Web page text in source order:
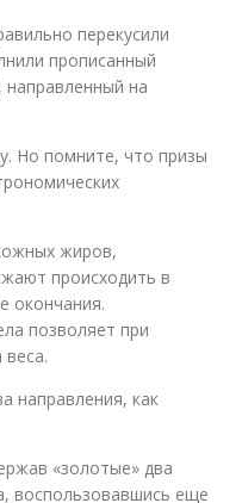
перекусили
прописанный
на
Но помните, что призы
жиров,
происходить в
окончания.
позволяет при
направления, как
«золотые» два
воспользовавшись еще